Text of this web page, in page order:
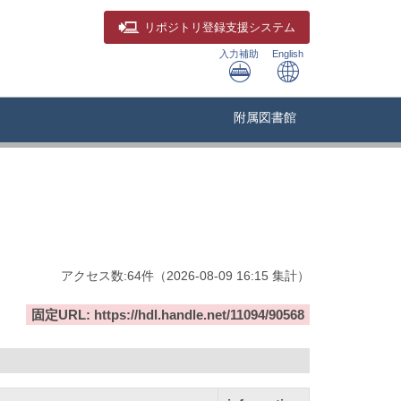
リポジトリ 登録支援システム
入力補助 English
附属図書館
アクセス数:64件 （2026-08-09 16:15 集計）
固定URL: https://hdl.handle.net/11094/90568